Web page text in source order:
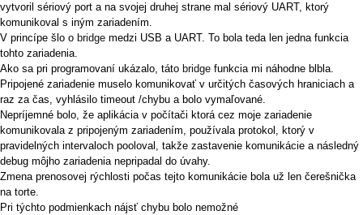
vytvoril sériový port a na svojej druhej strane mal sériový UART, ktorý
komunikoval s iným zariadením.
V princípe šlo o bridge medzi USB a UART. To bola teda len jedna funkcia
tohto zariadenia.
Ako sa pri programovaní ukázalo, táto bridge funkcia mi náhodne blbla.
Pripojené zariadenie muselo komunikovať v určitých časových hraniciach a
raz za čas, vyhlásilo timeout /chybu a bolo vymaľované.
Nepríjemné bolo, že aplikácia v počítači ktorá cez moje zariadenie
komunikovala z pripojeným zariadením, používala protokol, ktorý v
pravidelných intervaloch pooloval, takže zastavenie komunikácie a následný
debug môjho zariadenia nepripadal do úvahy.
Zmena prenosovej rýchlosti počas tejto komunikácie bola už len čerešnička
na torte.
Pri týchto podmienkach nájsť chybu bolo nemožné